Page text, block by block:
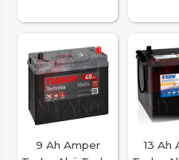
9 Ah Amper
13 Ah